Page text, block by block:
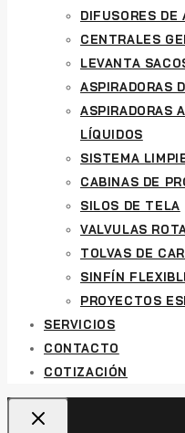
DIFUSORES DE
CENTRALES
LEVANTA
ASPIRADORAS
ASPIRADORAS
LÍQUIDOS
SISTEMA
CABINAS DE
SILOS DE TELA
VALVULAS
TOLVAS DE
SINFÍN
PROYECTOS
SERVICIOS
CONTACTO
COTIZACIÓN